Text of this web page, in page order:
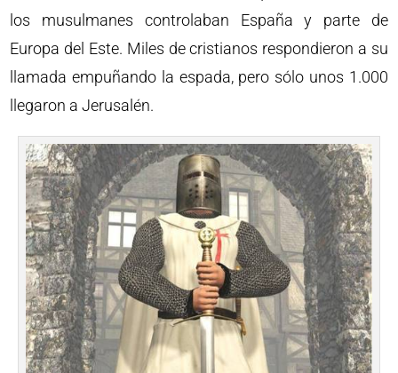
los musulmanes controlaban España y parte de
Europa del Este. Miles de cristianos respondieron a su
llamada empuñando la espada, pero sólo unos 1.000
llegaron a Jerusalén.